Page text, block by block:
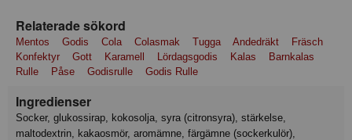
Relaterade sökord
Mentos Godis Cola Colasmak Tugga Andedräkt
Fräsch
Konfektyr
Gott Karamell Lördagsgodis Kalas
Barnkalas
Rulle
Påse Godisrulle Godis Rulle
Ingredienser
socker, glukossirap, kokosolja, syra (citronsyra), stärkelse,
maltodextrin, kakaosmör, aromämne, färgämne (sockerkulör),